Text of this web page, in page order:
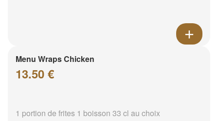
Menu Wraps Chicken
13.50 €
1 portion de frites 1 boisson 33 cl au choix